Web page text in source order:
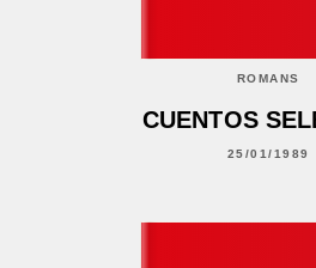
ROMANS
CUENTOS
25/01/1989